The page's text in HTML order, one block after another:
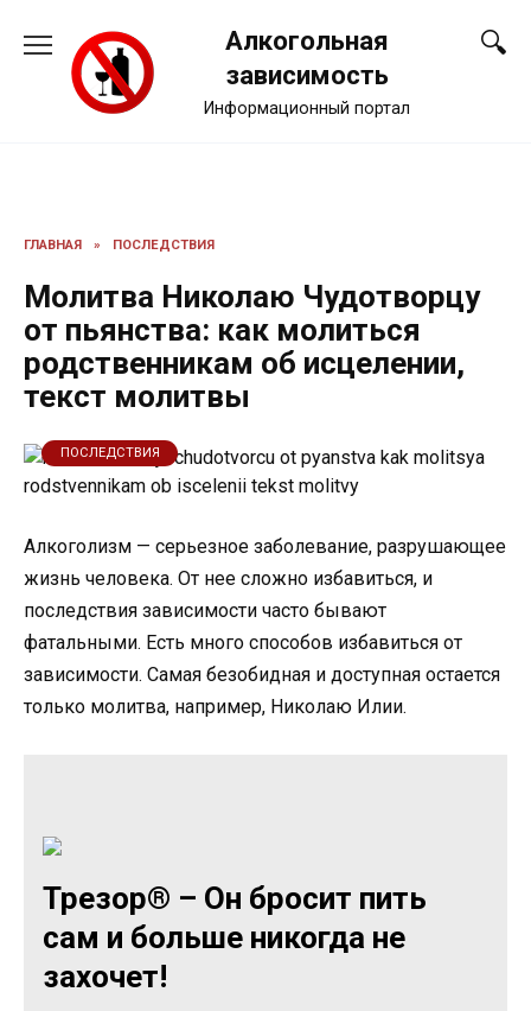
содержанию
Алкогольная
зависимость
Информационный портал
ГЛАВНАЯ » ПОСЛЕДСТВИЯ
Молитва Николаю Чудотворцу
от пьянства: как молиться
родственникам об исцелении,
текст молитвы
ПОСЛЕДСТВИЯ
Алкоголизм — серьезное заболевание, разрушающее
жизнь человека. От нее сложно избавиться, и
последствия зависимости часто бывают
фатальными. Есть много способов избавиться от
зависимости. Самая безобидная и доступная остается
только молитва, например, Николаю Илии.
Трезор® – Он бросит пить
сам и больше никогда не
захочет!